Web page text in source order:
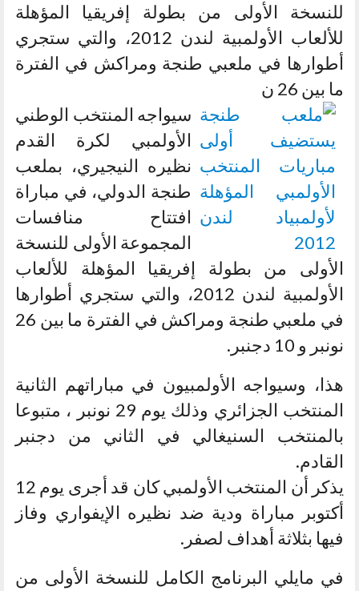
للنسخة الأولى من بطولة إفريقيا المؤهلة
للألعاب الأولمبية لندن 2012، والتي ستجري
أطوارها في ملعبي طنجة ومراكش في الفترة
ما بين 26 ن
سيواجه المنتخب الوطني
الأولمبي لكرة القدم
نظيره النيجيري، بملعب
طنجة الدولي، في مباراة
افتتاح منافسات
المجموعة الأولى للنسخة
الأولى من بطولة إفريقيا المؤهلة للألعاب
الأولمبية لندن 2012، والتي ستجري أطوارها
في ملعبي طنجة ومراكش في الفترة ما بين 26
نونبر و 10 دجنبر.
هذا، وسيواجه الأولمبيون في مباراتهم الثانية
المنتخب الجزائري وذلك يوم 29 نونبر ، متبوعا
بالمنتخب السنيغالي في الثاني من دجنبر
القادم.
يذكر أن المنتخب الأولمبي كان قد أجرى يوم 12
أكتوبر مباراة ودية ضد نظيره الإيفواري وفاز
فيها بثلاثة أهداف لصفر.
في مايلي البرنامج الكامل للنسخة الأولى من